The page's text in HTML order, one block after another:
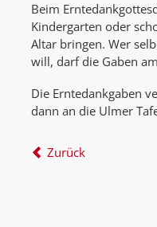
Beim
Kindergarten oder
Altar bringen. Wer
will, darf die Gaben
Die Erntedankgaben
dann an die Ulmer
Zurück